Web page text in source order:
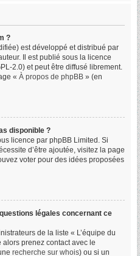
?
est développé et distribué par
Il est publié sous la licence
2.0) et peut être diffusé librement.
« À propos de phpBB » (en
disponible ?
licence par phpBB Limited. Si
d’être ajoutée, visitez la page
voter pour des idées proposées
légales concernant ce
de la liste « L’équipe du
prenez contact avec le
recherche sur whois) ou si un